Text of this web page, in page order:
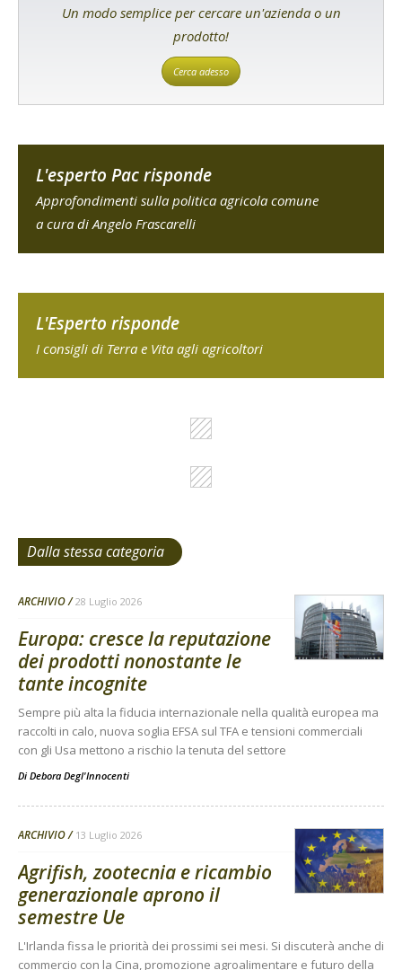
Un modo semplice per cercare un'azienda o un
prodotto!
Cerca adesso
L'esperto Pac risponde
Approfondimenti sulla politica agricola comune
a cura di Angelo Frascarelli
L'Esperto risponde
I consigli di Terra e Vita agli agricoltori
Dalla stessa categoria
ARCHIVIO 28 Luglio 2026
Europa: cresce la reputazione
dei prodotti nonostante le
tante incognite
Sempre più alta la fiducia internazionale nella qualità europea ma
raccolti in calo, nuova soglia EFSA sul TFA e tensioni commerciali
con gli Usa mettono a rischio la tenuta del settore
Di Debora Degl'Innocenti
ARCHIVIO 13 Luglio 2026
Agrifish, zootecnia e ricambio
generazionale aprono il
semestre Ue
L'Irlanda fissa le priorità dei prossimi sei mesi. Si discuterà anche di
commercio con la Cina, promozione agroalimentare e futuro della